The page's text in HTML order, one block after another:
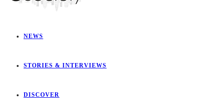
NEWS
STORIES & INTERVIEWS
DISCOVER